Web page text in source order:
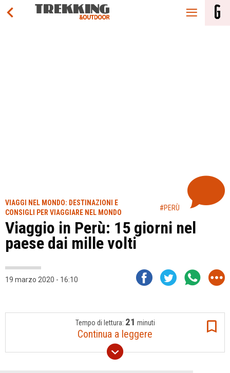
VIAGGI NEL MONDO: DESTINAZIONI E
CONSIGLI PER VIAGGIARE NEL MONDO
#PERÙ
Viaggio in Perù: 15 giorni nel
paese dai mille volti
19 marzo 2020 - 16:10
Tempo di lettura: 21 minuti
Continua a leggere